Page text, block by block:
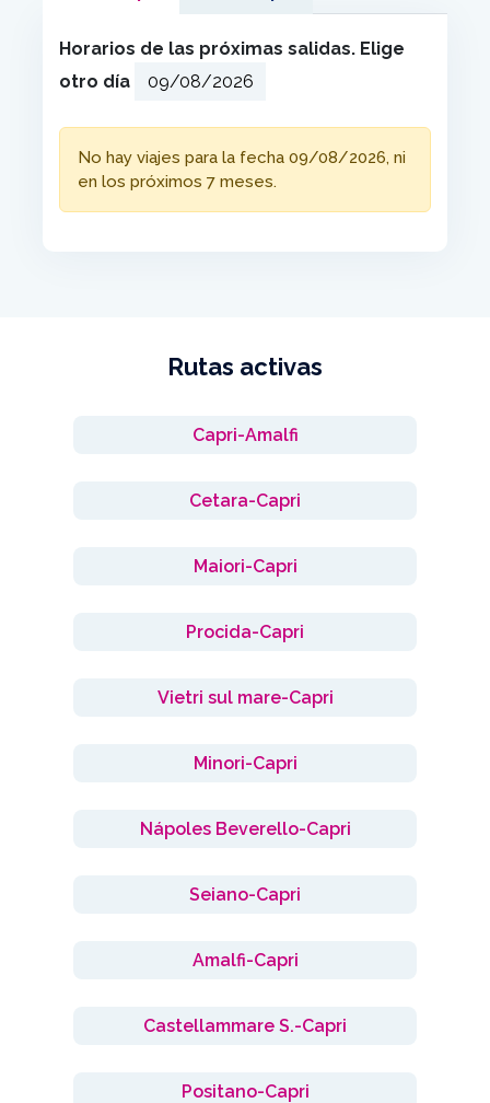
Horarios de las próximas salidas. Elige
otro día
No hay viajes para la fecha 09/08/2026, ni
en los próximos 7 meses.
Rutas activas
Capri-Amalfi
Cetara-Capri
Maiori-Capri
Procida-Capri
Vietri sul mare-Capri
Minori-Capri
Nápoles Beverello-Capri
Seiano-Capri
Amalfi-Capri
Castellammare S.-Capri
Positano-Capri